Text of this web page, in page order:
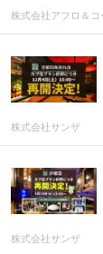
株式会社アフロ＆コ
株式会社サンザ
株式会社サンザ